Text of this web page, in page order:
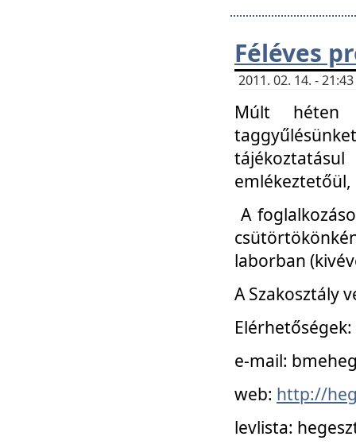
Féléves
2011. 02. 14. -
Múlt héten
emlékeztetőül,
A
laborban
A Szakosztály
Elérhetőségek:
e-mail:
web: http://
levlista: